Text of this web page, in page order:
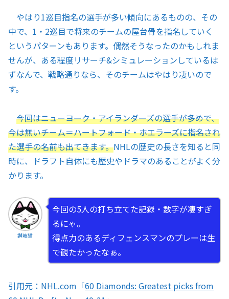
やはり1巡目指名の選手が多い傾向にあるものの、その
中で、1・2巡目で将来のチームの屋台骨を指名していく
というパターンもあります。偶然そうなったのかもしれま
せんが、ある程度リサーチ&シミュレーションしているは
ずなんで、戦略通りなら、そのチームはやはり凄いので
す。
今回はニューヨーク・アイランダーズの選手が多めで、
今は無いチーム＝ハートフォード・ホエラーズに指名され
た選手の名前も出てきます。NHLの歴史の長さを知ると同
時に、ドラフト自体にも歴史やドラマのあることがよく分
かります。
讃岐猫
今回の5人の打ち立てた記録・数字が凄すぎ
るにゃ。
得点力のあるディフェンスマンのプレーは生
で観たかったなぁ。
引用元：NHL.com「60 Diamonds: Greatest picks from